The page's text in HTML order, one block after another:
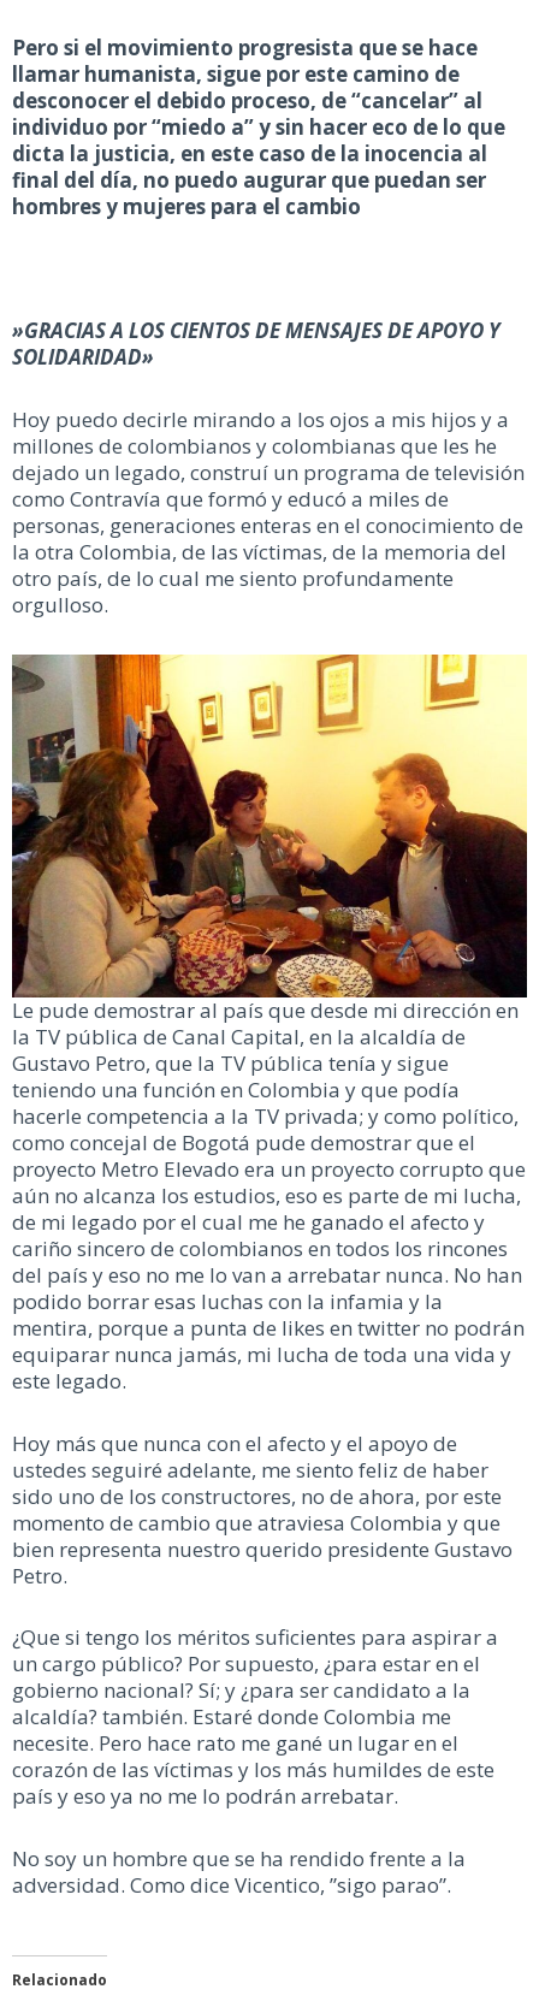
Pero si el movimiento progresista que se hace
llamar humanista, sigue por este camino de
desconocer el debido proceso, de “cancelar” al
individuo por “miedo a” y sin hacer eco de lo que
dicta la justicia, en este caso de la inocencia al
final del día, no puedo augurar que puedan ser
hombres y mujeres para el cambio
»GRACIAS A LOS CIENTOS DE MENSAJES DE APOYO Y
SOLIDARIDAD»
Hoy puedo decirle mirando a los ojos a mis hijos y a
millones de colombianos y colombianas que les he
dejado un legado, construí un programa de televisión
como Contravía que formó y educó a miles de
personas, generaciones enteras en el conocimiento de
la otra Colombia, de las víctimas, de la memoria del
otro país, de lo cual me siento profundamente
orgulloso.
Le pude demostrar al país que desde mi dirección en
la TV pública de Canal Capital, en la alcaldía de
Gustavo Petro, que la TV pública tenía y sigue
teniendo una función en Colombia y que podía
hacerle competencia a la TV privada; y como político,
como concejal de Bogotá pude demostrar que el
proyecto Metro Elevado era un proyecto corrupto que
aún no alcanza los estudios, eso es parte de mi lucha,
de mi legado por el cual me he ganado el afecto y
cariño sincero de colombianos en todos los rincones
del país y eso no me lo van a arrebatar nunca. No han
podido borrar esas luchas con la infamia y la
mentira, porque a punta de likes en twitter no podrán
equiparar nunca jamás, mi lucha de toda una vida y
este legado.
Hoy más que nunca con el afecto y el apoyo de
ustedes seguiré adelante, me siento feliz de haber
sido uno de los constructores, no de ahora, por este
momento de cambio que atraviesa Colombia y que
bien representa nuestro querido presidente Gustavo
Petro.
¿Que si tengo los méritos suficientes para aspirar a
un cargo público? Por supuesto, ¿para estar en el
gobierno nacional? Sí; y ¿para ser candidato a la
alcaldía? también. Estaré donde Colombia me
necesite. Pero hace rato me gané un lugar en el
corazón de las víctimas y los más humildes de este
país y eso ya no me lo podrán arrebatar.
No soy un hombre que se ha rendido frente a la
adversidad. Como dice Vicentico, ”sigo parao”.
Relacionado